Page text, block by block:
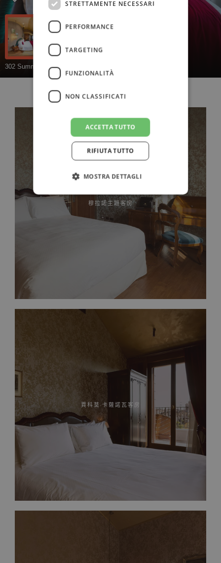
穆拉諾主題客房
賈科莫·卡薩諾瓦客房
STRETTAMENTE NECESSARI
PERFORMANCE
TARGETING
FUNZIONALITÀ
NON CLASSIFICATI
ACCETTA TUTTO
RIFIUTA TUTTO
MOSTRA DETTAGLI